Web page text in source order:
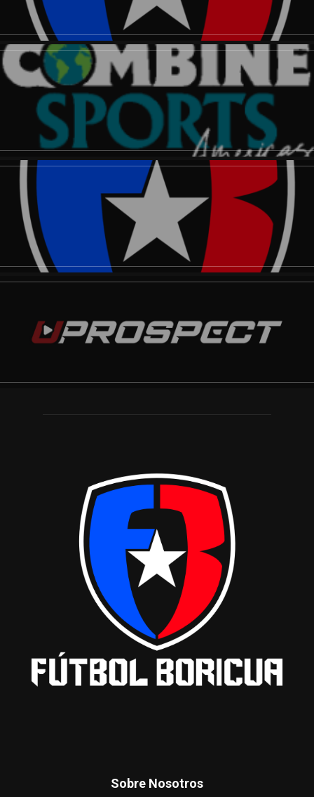
Sobre Nosotros